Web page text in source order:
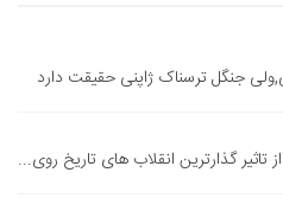
جنگل ترسناک ژاپنی حقیقت دارد
تاثیر گذارترین انقلاب های تاریخ روی...